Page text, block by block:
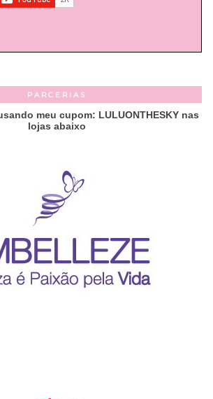
PARCERIAS
meu cupom: LULUONTHESKY nas
lojas abaixo